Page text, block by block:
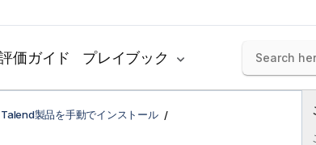
価ガイド プレイブック
Talend製品を手動でインストール